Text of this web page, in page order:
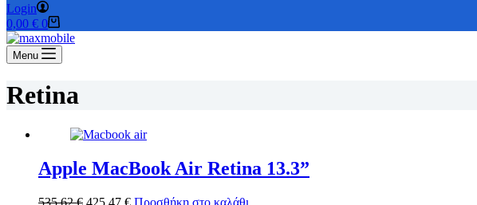
Login
Καλάθι
Αγορών
0,00 € 0
Menu
Retina
Apple MacBook Air Retina 13.3”
535,62€ Original
425,47 €ΗΠροσθήκη στο καλάθι